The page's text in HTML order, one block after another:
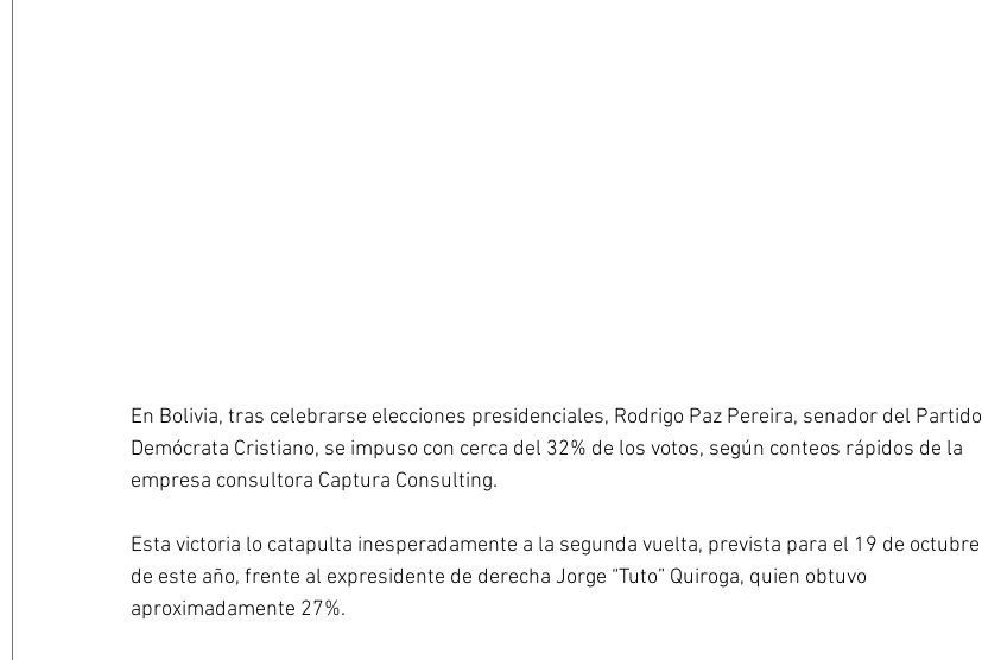
En Bolivia, tras celebrarse elecciones presidenciales, Rodrigo Paz Pereira, senador del Partido
Demócrata Cristiano, se impuso con cerca del 32% de los votos, según conteos rápidos de la
empresa consultora Captura Consulting.
Esta victoria lo catapulta inesperadamente a la segunda vuelta, prevista para el 19 de octubre
de este año, frente al expresidente de derecha Jorge “Tuto” Quiroga, quien obtuvo
aproximadamente 27%.